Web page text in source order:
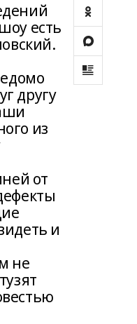
есть
другу
из
от
и
не